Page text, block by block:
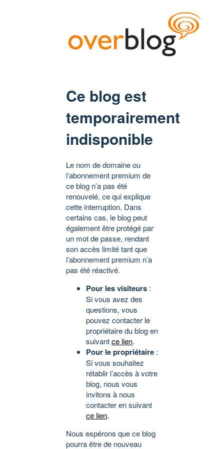
Ce blog est
temporairement
indisponible
Le nom de domaine ou
l’abonnement premium de
ce blog n’a pas été
renouvelé, ce qui explique
cette interruption. Dans
certains cas, le blog peut
également être protégé par
un mot de passe, rendant
son accès limité tant que
l’abonnement premium n’a
pas été réactivé.
Pour les visiteurs :
Si vous avez des
questions, vous
pouvez contacter le
propriétaire du blog en
suivantce lien.
Pour le propriétaire :
Si vous souhaitez
rétablir l’accès à votre
blog, nous vous
invitons à nous
contacter en suivant
ce lien.
Nous espérons que ce blog
pourra être de nouveau